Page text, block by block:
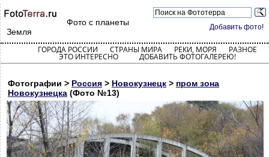
Добавить фото!
Фото с планеты
Земля
ГОРОДА РОССИИ СТРАНЫ МИРА РЕКИ, МОРЯ РАЗНОЕ
ЭТО ИНТЕРЕСНО ДОБАВИТЬ ФОТОГАЛЕРЕЮ!
Фотографии > Россия > Новокузнецк > пром зона
Новокузнецка (Фото №13)